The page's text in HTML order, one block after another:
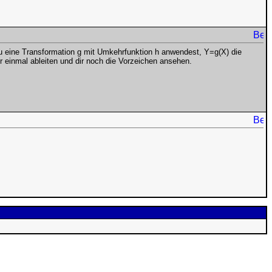
Transformation g mit Umkehrfunktion h anwendest, Y=g(X) die
ableiten und dir noch die Vorzeichen ansehen.